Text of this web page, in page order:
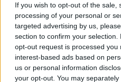
If you wish to opt-out of the sale,
processing of your personal or
targeted advertising by us,
section to confirm your
opt-out request is processed you
interest-based ads based on
us or personal information
your opt-out. You may
MISSA INTE KOMMANDE
CITROËN C5
Få vårt nyhetsbrev utan